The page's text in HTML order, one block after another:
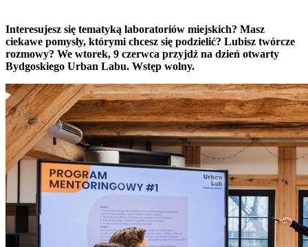
Interesujesz się tematyką laboratoriów miejskich? Masz
ciekawe pomysły, którymi chcesz się podzielić? Lubisz twórcze
rozmowy? We wtorek, 9 czerwca przyjdź na dzień otwarty
Bydgoskiego Urban Labu. Wstęp wolny.